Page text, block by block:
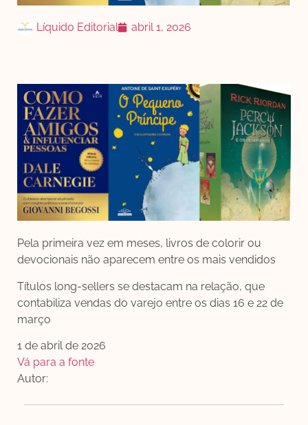
Líquido Editorial abril 1, 2026
Pela primeira vez em meses, livros de colorir ou
devocionais não aparecem entre os mais vendidos
Títulos long-sellers se destacam na relação, que
contabiliza vendas do varejo entre os dias 16 e 22 de
março
1 de abril de 2026
Vá para a fonte
Autor: